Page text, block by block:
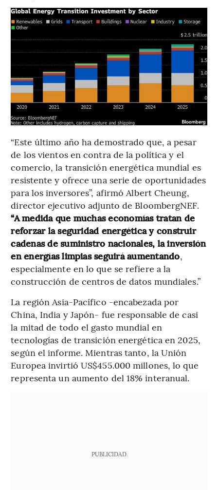
“Este último año ha demostrado que, a pesar
de los vientos en contra de la política y el
comercio, la transición energética mundial es
resistente y ofrece una serie de oportunidades
para los inversores”, afirmó Albert Cheung,
director ejecutivo adjunto de BloombergNEF.
“A medida que muchas economías tratan de
reforzar la seguridad energética y construir
cadenas de suministro nacionales, la inversión
en energías limpias seguirá aumentando,
especialmente en lo que se refiere a la
construcción de centros de datos mundiales.”
La región Asia-Pacífico -encabezada por
China, India y Japón- fue responsable de casi
la mitad de todo el gasto mundial en
tecnologías de transición energética en 2025,
según el informe. Mientras tanto, la Unión
Europea invirtió US$455.000 millones, lo que
representa un aumento del 18% interanual.
PUBLICIDAD